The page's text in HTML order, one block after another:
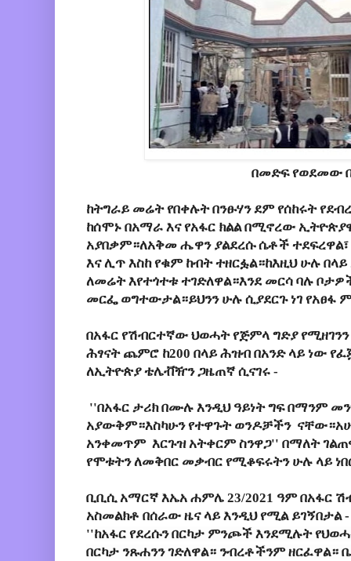
በመድፍ የወደመው
ከትግራይ መሬት የበቀሉት በንፁሃን ደም የሰከሩት
ከሰሞኑ በአማራ እና የአፋር ክልል በሚኖረው
አያበቃም።ለአቅመ ሔዋን ያልደረሱ ሴቶች ተደፍረዋል፣
እና ሊጥ እስከ የቁም ከብት ተዘርፏል።ከእዚህ ሁሉ
ለመሬት እየተጎተቱ ተገድለዋል።እንደ መርሳ ባሉ
መርፌ ወግተውታል።ይህንን ሁሉ ሲያደርጉ ነገ የአፀፋ
በአፋር የሽብርተኛው ህወሓት የጅምላ ግድያ
ሕፃናት ጨምሮ ከ200 በላይ ሕዝብ በአንድ ላይ ነው
ለኢትዮጵያ ቴሌቭዥን ጋዜጠኛ ሲናገሩ -
''በአፋር ታሪክ በሙሉ እንዲህ ዓይነት ግፍ በማንም
አያውቅም።እስካሁን የተዋጉት ወንዶቻችን
አንቀመጥም እርጉዝ አትቀርም ስንዋጋ'' በማለት
የሞቱትን ለመቅበር መቃብር የሚቆፍሩትን ሁሉ ላይ
ቢቢሲ አማርኛ እኤአ ሐምሌ 23/2021 ዓም በአፋር
አስመልክቶ በሰራው ዜና ላይ እንዲህ የሚል ይገኝበታል
''ከአፋር የደረሱን በርካታ ምንጮች እንደሚሉት
በርካታ ንጹሐንን ገድለዋል። ንብረቶችንም ዘርፈዋል።